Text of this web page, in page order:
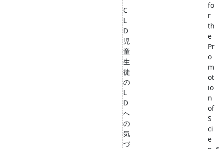
C
L
D
児
童
生
徒
の
L
D
へ
の
気
づ
fo
r
th
e
Pr
o
m
ot
io
n
of
S
ci
e